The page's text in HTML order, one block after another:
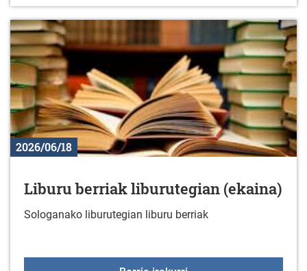
2026/06/18
Liburu berriak liburutegian (ekaina)
Sologanako liburutegian liburu berriak